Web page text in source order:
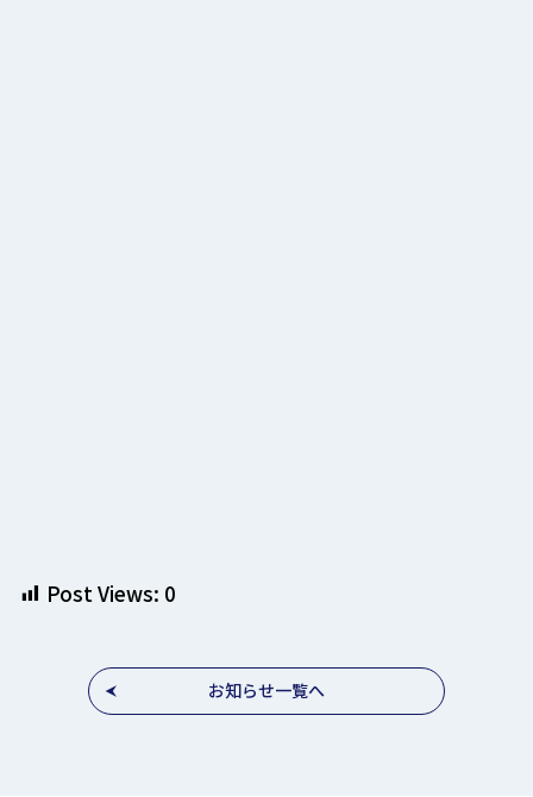
Post Views: 0
お知らせ一覧へ